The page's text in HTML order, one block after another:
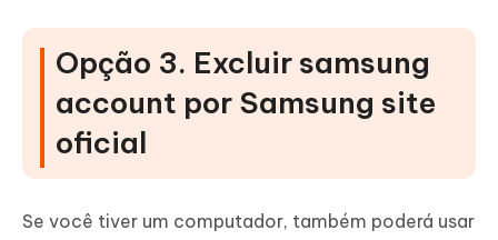
Opção 3. Excluir samsung
account por Samsung site
oficial
Se você tiver um computador, também poderá usar